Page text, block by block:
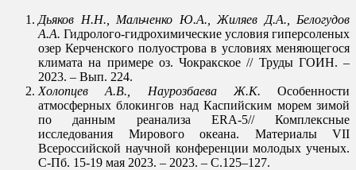
Дьяков Н.Н., Мальченко Ю.А., Жиляев Д.А., Белогудов
А.А. Гидролого-гидрохимические условия гиперсоленых
озер Керченского полуострова в условиях меняющегося
климата на примере оз. Чокракское // Труды ГОИН. –
2023. – Вып. 224.
Холопцев А.В., Наурозбаева Ж.К. Особенности
атмосферных блокингов над Каспийским морем зимой
по данным реанализа ERA-5// Комплексные
исследования Мирового океана. Материалы VII
Всероссийской научной конференции молодых ученых.
С-Пб. 15-19 мая 2023. – 2023. – С.125–127.